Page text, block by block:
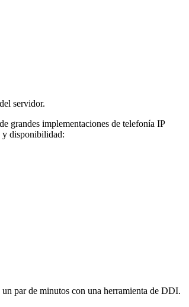
servidor.
grandes implementaciones de telefonía IP
y disponibilidad:
par de minutos con una herramienta de DDI.